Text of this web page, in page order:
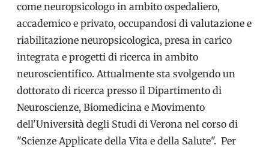
come neuropsicologo in ambito ospedaliero,
accademico e privato, occupandosi di valutazione e
riabilitazione neuropsicologica, presa in carico
integrata e progetti di ricerca in ambito
neuroscientifico. Attualmente sta svolgendo un
dottorato di ricerca presso il Dipartimento di
Neuroscienze, Biomedicina e Movimento
dell'Università degli Studi di Verona nel corso di
"Scienze Applicate della Vita e della Salute". Per